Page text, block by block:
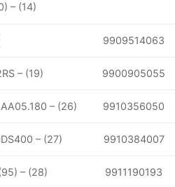
– (14)
9909514063
– (19) 9900905055
– (26) 9910356050
– (27) 9910384007
– (28) 9911190193